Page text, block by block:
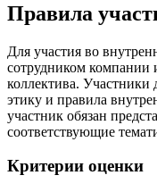
Правила
Для участия во
сотрудником компании
коллектива.
этику и правила
участник обязан
соответствующие
Критерии оценки